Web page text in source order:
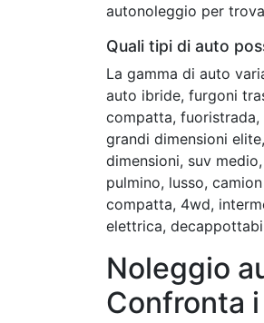
autonoleggio per
Quali tipi di auto
La gamma di auto
auto ibride, furgoni
compatta, fuoristrada,
grandi dimensioni
dimensioni, suv
pulmino, lusso,
compatta, 4wd,
elettrica,
Noleggio
Confronta